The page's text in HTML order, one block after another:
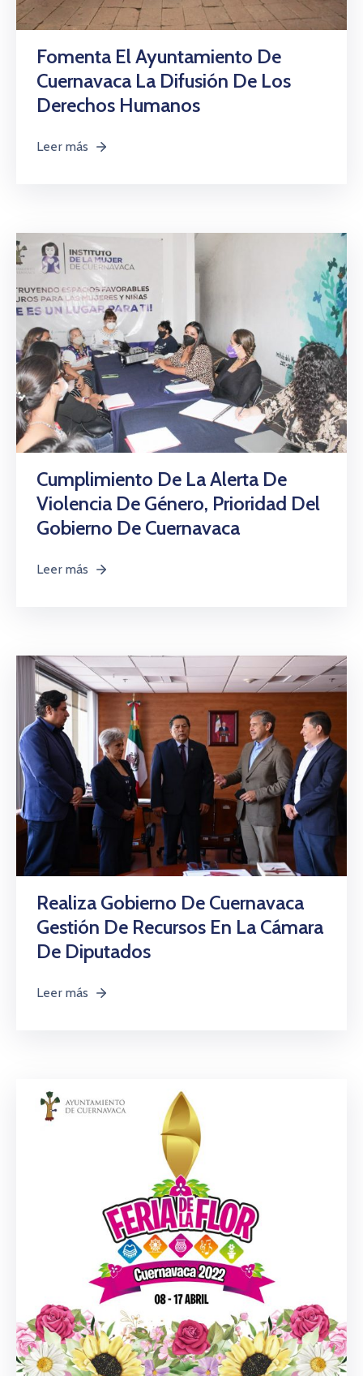
Fomenta El Ayuntamiento De
Cuernavaca La Difusión De Los
Derechos Humanos
Leer más
Cumplimiento De La Alerta De
Violencia De Género, Prioridad Del
Gobierno De Cuernavaca
Leer más
Realiza Gobierno De Cuernavaca
Gestión De Recursos En La Cámara
De Diputados
Leer más